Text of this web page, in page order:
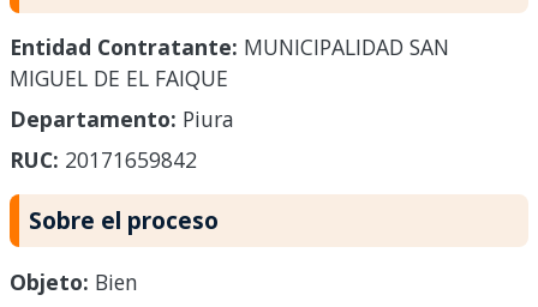
Entidad Contratante: MUNICIPALIDAD SAN
MIGUEL DE EL FAIQUE
Departamento: Piura
RUC: 20171659842
Sobre el proceso
Objeto: Bien